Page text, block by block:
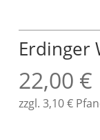
Erdinger
22,00 €
zzgl.3,10€